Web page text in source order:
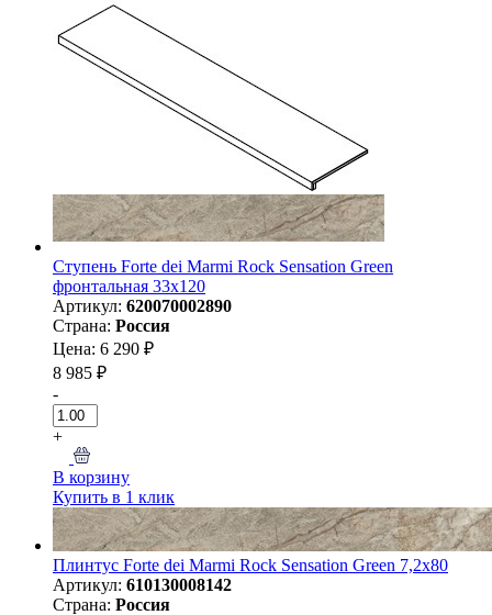
Ступень Forte dei Marmi Rock Sensation Green
фронтальная 33x120
Артикул: 620070002890
Страна: Россия
Цена: 6 290 ₽
8 985 ₽
-
+
В корзину
Купить в 1 клик
Плинтус Forte dei Marmi Rock Sensation Green 7,2x80
Артикул: 610130008142
Страна: Россия